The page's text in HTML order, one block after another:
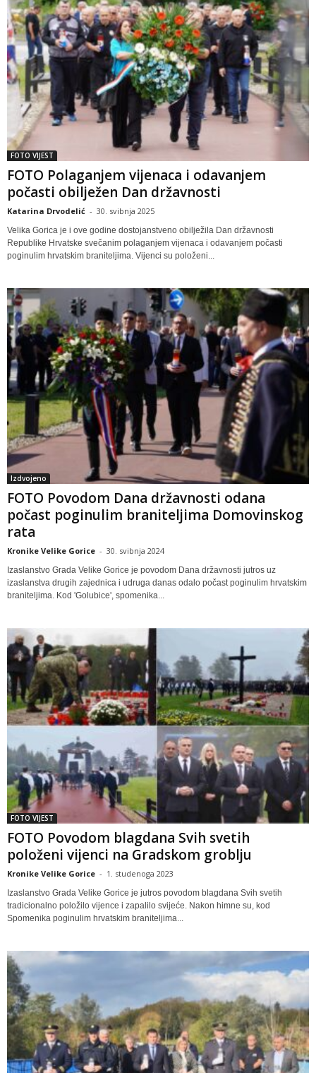
FOTO VIJEST
FOTO Polaganjem vijenaca i odavanjem
počasti obilježen Dan državnosti
Katarina Drvodelić - 30. svibnja 2025
Velika Gorica je i ove godine dostojanstveno obilježila Dan državnosti
Republike Hrvatske svečanim polaganjem vijenaca i odavanjem počasti
poginulim hrvatskim braniteljima. Vijenci su položeni...
Izdvojeno
FOTO Povodom Dana državnosti odana
počast poginulim braniteljima Domovinskog
rata
Kronike Velike Gorice - 30. svibnja 2024
Izaslanstvo Grada Velike Gorice je povodom Dana državnosti jutros uz
izaslanstva drugih zajednica i udruga danas odalo počast poginulim hrvatskim
braniteljima. Kod 'Golubice', spomenika...
FOTO VIJEST
FOTO Povodom blagdana Svih svetih
položeni vijenci na Gradskom groblju
Kronike Velike Gorice - 1. studenoga 2023
Izaslanstvo Grada Velike Gorice je jutros povodom blagdana Svih svetih
tradicionalno položilo vijence i zapalilo svijeće. Nakon himne su, kod
Spomenika poginulim hrvatskim braniteljima...